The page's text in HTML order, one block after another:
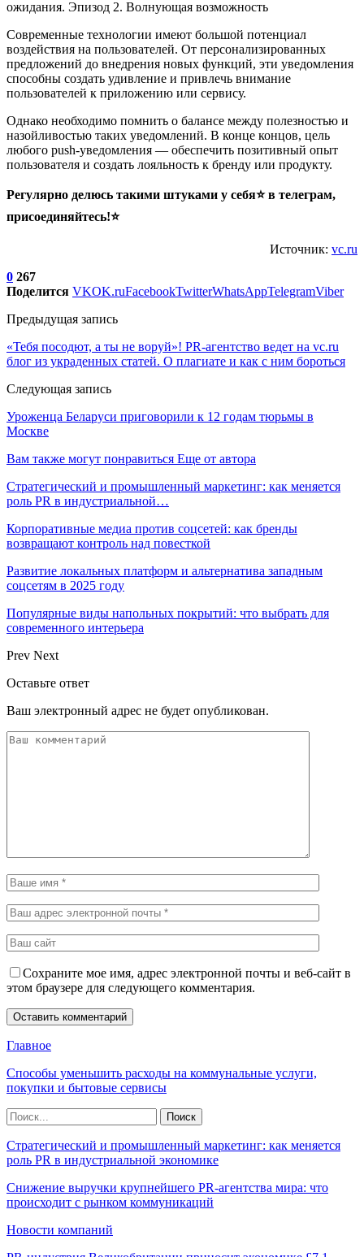
Cовременные технологии имеют большой потенциал
воздействия на пользователей. От персонализированных
предложений до внедрения новых функций, эти уведомления
способны создать удивление и привлечь внимание
пользователей к приложению или сервису.
Однако необходимо помнить о балансе между полезностью и
назойливостью таких уведомлений. В конце концов, цель
любого push-уведомления — обеспечить позитивный опыт
пользователя и создать лояльность к бренду или продукту.
Регулярно делюсь такими штуками у себя⭐ в телеграм,
присоединяйтесь!⭐
Источник: vc.ru
0 267
Поделится VKOK.ruFacebookTwitterWhatsAppTelegramViber
Предыдущая запись
«Тебя посодют, а ты не воруй»! PR-агентство ведет на vc.ru
блог из украденных статей. О плагиате и как с ним бороться
Следующая запись
Уроженца Беларуси приговорили к 12 годам тюрьмы в
Москве
Вам также могут понравиться Еще от автора
Стратегический и промышленный маркетинг: как меняется
роль PR в индустриальной…
Корпоративные медиа против соцсетей: как бренды
возвращают контроль над повесткой
Развитие локальных платформ и альтернатива западным
соцсетям в 2025 году
Популярные виды напольных покрытий: что выбрать для
современного интерьера
Prev Next
Оставьте ответ
Ваш электронный адрес не будет опубликован.
Сохраните мое имя, адрес электронной почты и веб-сайт в
этом браузере для следующего комментария.
Главное
Способы уменьшить расходы на коммунальные услуги,
покупки и бытовые сервисы
Стратегический и промышленный маркетинг: как меняется
роль PR в индустриальной экономике
Снижение выручки крупнейшего PR-агентства мира: что
происходит с рынком коммуникаций
Новости компаний